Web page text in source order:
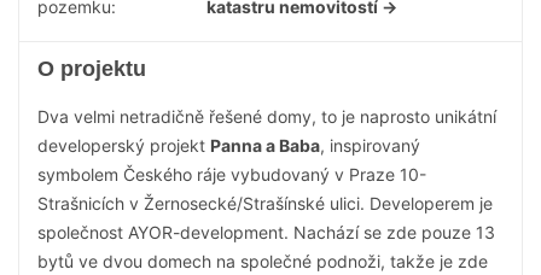
pozemku:
katastru nemovitostí →
O projektu
Dva velmi netradičně řešené domy, to je naprosto unikátní
developerský projekt Panna a Baba, inspirovaný
symbolem Českého ráje vybudovaný v Praze 10-
Strašnicích v Žernosecké/Strašínské ulici. Developerem je
společnost AYOR-development. Nachází se zde pouze 13
bytů ve dvou domech na společné podnoži, takže je zde